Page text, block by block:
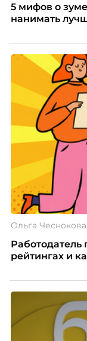
5 мифов о
нанимать
Ольга Чеснокова
Работодатель
рейтингах и